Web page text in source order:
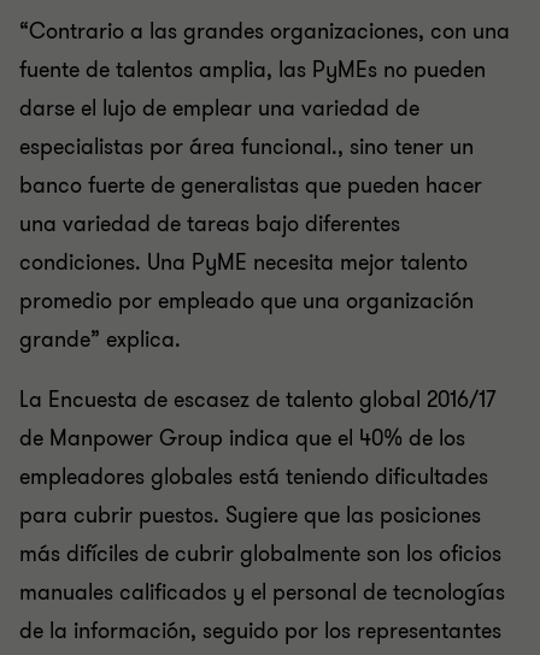
“Contrario a las grandes organizaciones, con una
fuente de talentos amplia, las PyMEs no pueden
darse el lujo de emplear una variedad de
especialistas por área funcional., sino tener un
banco fuerte de generalistas que pueden hacer
una variedad de tareas bajo diferentes
condiciones. Una PyME necesita mejor talento
promedio por empleado que una organización
grande” explica.
La Encuesta de escasez de talento global 2016/17
de Manpower Group indica que el 40% de los
empleadores globales está teniendo dificultades
para cubrir puestos. Sugiere que las posiciones
más difíciles de cubrir globalmente son los oficios
manuales calificados y el personal de tecnologías
de la información, seguido por los representantes